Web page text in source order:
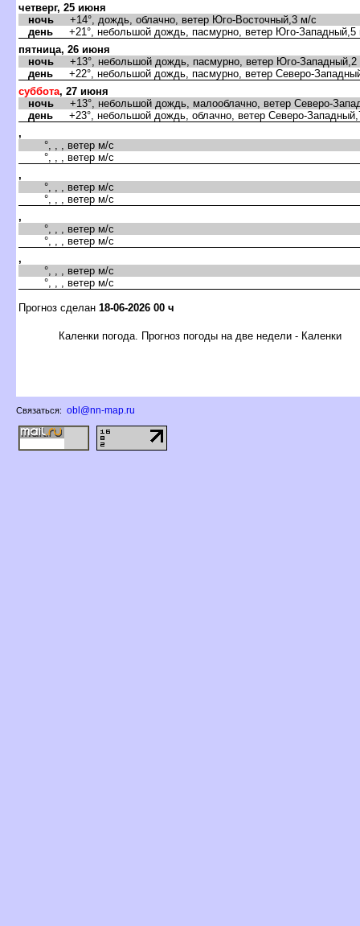
четверг, 25 июня
ночь +14°, дождь, облачно, ветер Юго-Восточный,3 м/с
день +21°, небольшой дождь, пасмурно, ветер Юго-Западный,5
пятница, 26 июня
ночь +13°, небольшой дождь, пасмурно, ветер Юго-Западный,2
день +22°, небольшой дождь, пасмурно, ветер Северо-
суббота, 27 июня
ночь +13°, небольшой дождь, малооблачно, ветер Северо-
день +23°, небольшой дождь, облачно, ветер Северо-
,
°, , , ветер м/с
°, , , ветер м/с
,
°, , , ветер м/с
°, , , ветер м/с
,
°, , , ветер м/с
°, , , ветер м/с
,
°, , , ветер м/с
°, , , ветер м/с
Прогноз сделан 18-06-2026 00 ч
Каленки погода. Прогноз погоды на две недели - Каленки
Связаться: obl@nn-map.ru